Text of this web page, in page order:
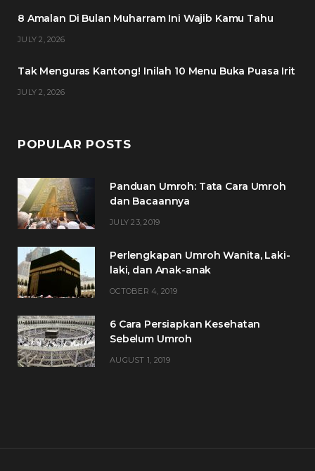
8 Amalan Di Bulan Muharram Ini Wajib Kamu Tahu
JULY 2, 2026
Tak Menguras Kantong! Inilah 10 Menu Buka Puasa Irit
JULY 2, 2026
POPULAR POSTS
Panduan Umroh: Tata Cara Umroh
dan Bacaannya
JULY 23, 2019
Perlengkapan Umroh Wanita, Laki-
laki, dan Anak-anak
OCTOBER 4, 2019
6 Cara Persiapkan Kesehatan
Sebelum Umroh
AUGUST 1, 2019